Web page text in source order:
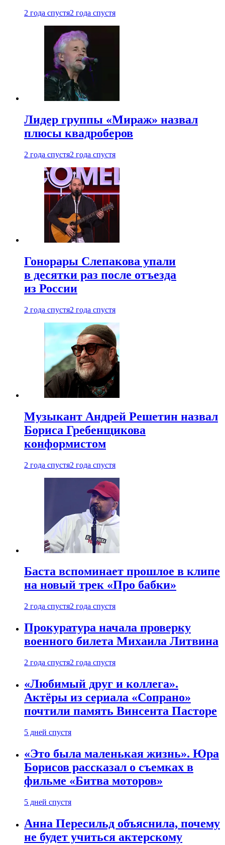
2 года спустя2 года спустя
Лидер группы «Мираж» назвал
плюсы квадроберов
2 года спустя2 года спустя
Гонорары Слепакова упали
в десятки раз после отъезда
из России
2 года спустя2 года спустя
Музыкант Андрей Решетин назвал
Бориса Гребенщикова
конформистом
2 года спустя2 года спустя
Баста вспоминает прошлое в клипе
на новый трек «Про бабки»
2 года спустя2 года спустя
Прокуратура начала проверку
военного билета Михаила Литвина
2 года спустя2 года спустя
«Любимый друг и коллега».
Актёры из сериала «Сопрано»
почтили память Винсента Пасторе
5 дней спустя
«Это была маленькая жизнь». Юра
Борисов рассказал о съемках в
фильме «Битва моторов»
5 дней спустя
Анна Пересильд объяснила, почему
не будет учиться актерскому